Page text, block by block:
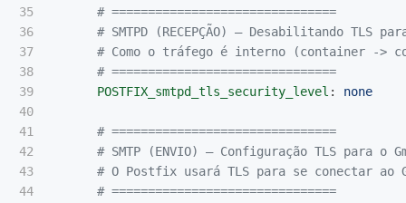
35
36
37
38
39
40
41
42
43
44
# ===============================
# SMTPD (RECEPÇÃO) — Desabilitando TLS
# Como o tráfego é interno (container ->
# ===============================
POSTFIX_smtpd_tls_security_level : none
# ===============================
# SMTP (ENVIO) — Configuração TLS para o
# O Postfix usará TLS para se conectar ao
# ===============================